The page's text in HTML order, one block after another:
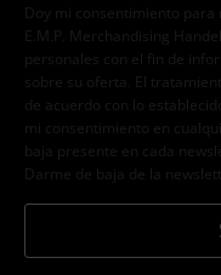
Doy mi consentimiento
E.M.P. Merchandising
personales con el fin de
sobre su oferta. El
de acuerdo con lo
mi consentimiento en
baja presente en cada
Darme de baja de la